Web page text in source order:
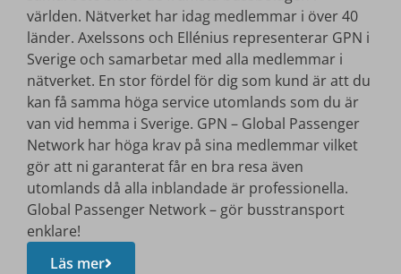
världen. Nätverket har idag medlemmar i över 40
länder. Axelssons och Ellénius representerar GPN i
Sverige och samarbetar med alla medlemmar i
nätverket. En stor fördel för dig som kund är att du
kan få samma höga service utomlands som du är
van vid hemma i Sverige. GPN – Global Passenger
Network har höga krav på sina medlemmar vilket
gör att ni garanterat får en bra resa även
utomlands då alla inblandade är professionella.
Global Passenger Network – gör busstransport
enklare!
Läs mer